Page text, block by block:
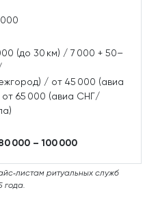
000
(до 30 км) / 7 000 + 50–
/ от 45 000 (авиа
65 000 (авиа СНГ/
000 – 100 000
ритуальных служб
года.